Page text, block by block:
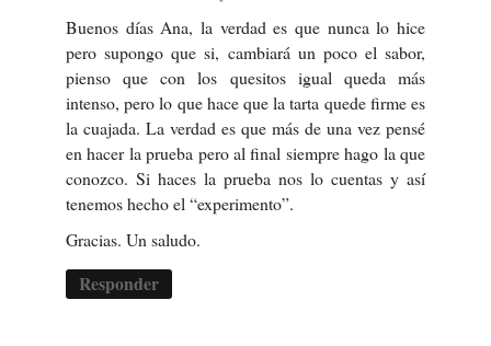
Buenos días Ana, la verdad es que nunca lo hice
pero supongo que si, cambiará un poco el sabor,
pienso que con los quesitos igual queda más
intenso, pero lo que hace que la tarta quede firme es
la cuajada. La verdad es que más de una vez pensé
en hacer la prueba pero al final siempre hago la que
conozco. Si haces la prueba nos lo cuentas y así
tenemos hecho el “experimento”.
Gracias. Un saludo.
Responder